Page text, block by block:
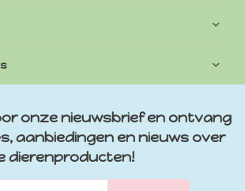
onze nieuwsbrief en ontvang
aanbiedingen en nieuws over
dierenproducten!